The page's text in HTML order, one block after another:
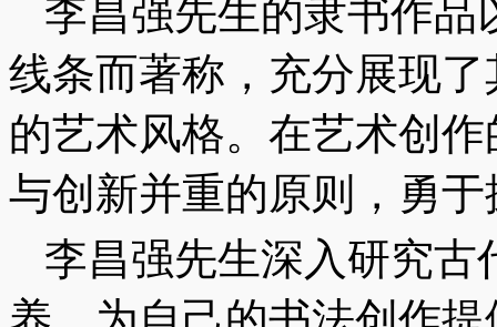
李昌强先生的隶书作品
线条而著称，充分展现
的艺术风格。在艺术创
与创新并重的原则，勇
李昌强先生深入研究古